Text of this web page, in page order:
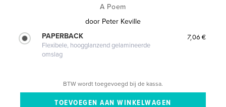
A Poem
door Peter Keville
PAPERBACK
Flexibele, hoogglanzend gelamineerde
omslag
7,06 €
BTW wordt toegevoegd bij de kassa.